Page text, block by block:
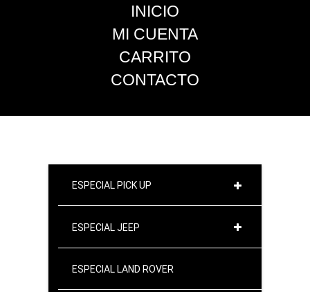
INICIO
MI CUENTA
CARRITO
CONTACTO
ESPECIAL PICK UP
ESPECIAL JEEP
ESPECIAL LAND ROVER